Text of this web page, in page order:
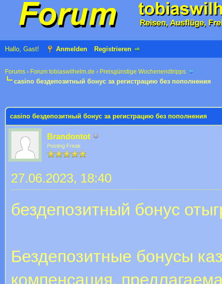
Hallo, Gast! Anmelden Registrieren
Forums › Forum tobiaswilhelm.de › Preisgünstige Wochenendtripps
casino бездепозитный бонус за регистрацию без пополнения
casino бездепозитный бонус за регистрацию без пополнения
Brandontot
Posting Freak
27.06.2023, 18:40
бездепозитный бонус
Бездепозитные бонусы
компенсация,